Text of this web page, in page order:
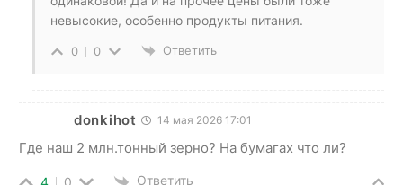
невысокие, особенно продукты питания.
0 0 Ответить
donkihot 14 мая 2026 17:01
Где наш 2 млн.тонный зерно? На бумагах что ли?
4 0 Ответить